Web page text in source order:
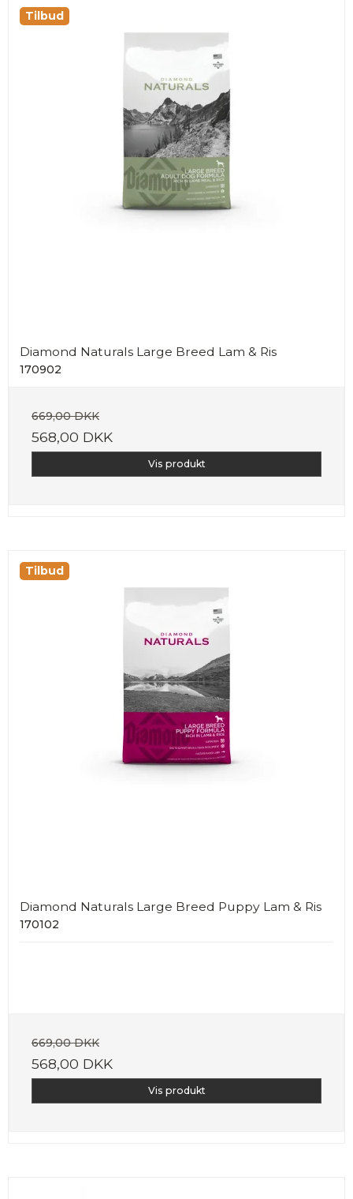
Tilbud
Diamond Naturals Large Breed Lam & Ris
170902
669,00 DKK
568,00 DKK
Vis produkt
Tilbud
Diamond Naturals Large Breed Puppy Lam & Ris
170102
669,00 DKK
568,00 DKK
Vis produkt